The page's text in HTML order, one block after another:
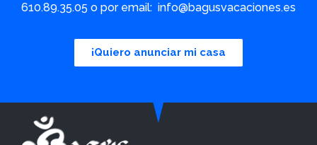
610.89.35.05 o por email: info@bagusvacaciones.es
¡Quiero anunciar mi casa